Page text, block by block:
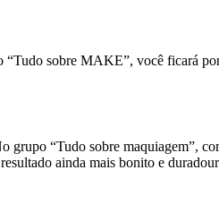
sobre MAKE”, você ficará
“Tudo sobre maquiagem”,
ainda mais bonito e